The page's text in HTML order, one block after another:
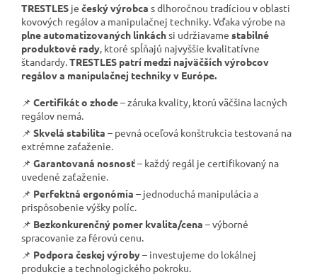
TRESTLES je český výrobca s dlhoročnou tradíciou v oblasti
kovových regálov a manipulačnej techniky. Vďaka výrobe na
plne automatizovaných linkáchsi udržiavame stabilné
produktové rady , ktoré spĺňajú najvyššie kvalitatívne
štandardy. TRESTLES patrí medzi najväčších výrobcov
regálov a manipulačnej techniky v Európe.
📌 Certifikát o zhode– záruka kvality, ktorú väčšina lacných
regálov nemá.
📌 Skvelá stabilita – pevná oceľová konštrukcia testovaná na
extrémne zaťaženie.
📌 Garantovaná nosnosť– každý regál je certifikovaný na
uvedené zaťaženie.
📌 Perfektná ergonómia – jednoduchá manipulácia a
prispôsobenie výšky políc.
📌 Bezkonkurenčný pomer kvalita/cena – výborné
spracovanie za férovú cenu.
📌 Podpora českej výroby– investujeme do lokálnej
produkcie a technologického pokroku.